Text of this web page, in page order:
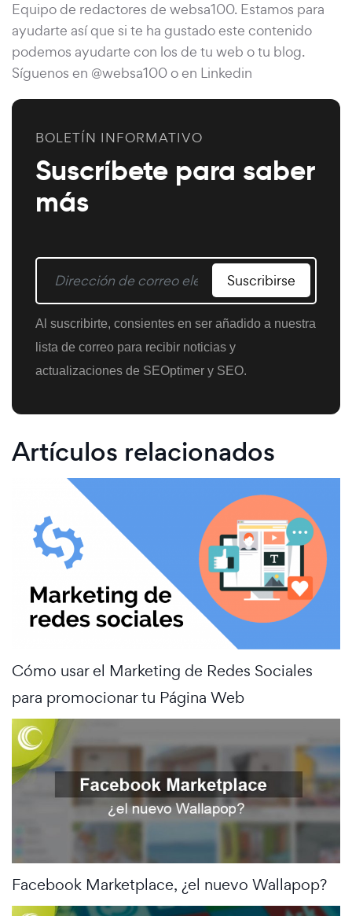
Equipo de redactores de websa100. Estamos para
ayudarte así que si te ha gustado este contenido
podemos ayudarte con los de tu web o tu blog.
Síguenos en @websa100 o en Linkedin
BOLETÍN INFORMATIVO
Suscríbete para saber
más
Suscribirse
Al suscribirte, consientes en ser añadido a nuestra
lista de correo para recibir noticias y
actualizaciones de SEOptimer y SEO.
Artículos relacionados
Cómo usar el Marketing de Redes Sociales
para promocionar tu Página Web
Facebook Marketplace, ¿el nuevo Wallapop?